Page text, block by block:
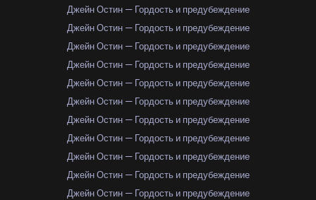
Джейн Остин — Гордость и предубеждение
Джейн Остин — Гордость и предубеждение
Джейн Остин — Гордость и предубеждение
Джейн Остин — Гордость и предубеждение
Джейн Остин — Гордость и предубеждение
Джейн Остин — Гордость и предубеждение
Джейн Остин — Гордость и предубеждение
Джейн Остин — Гордость и предубеждение
Джейн Остин — Гордость и предубеждение
Джейн Остин — Гордость и предубеждение
Джейн Остин — Гордость и предубеждение